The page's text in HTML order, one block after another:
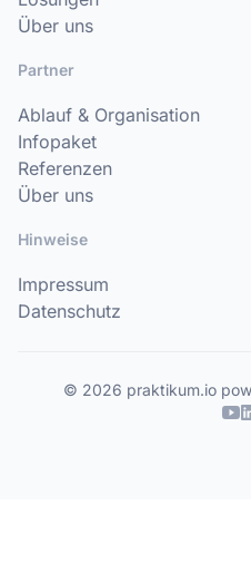
Über uns
Partner
Ablauf & Organisation
Infopaket
Referenzen
Über uns
Hinweise
Impressum
Datenschutz
© 2026 praktikum.io